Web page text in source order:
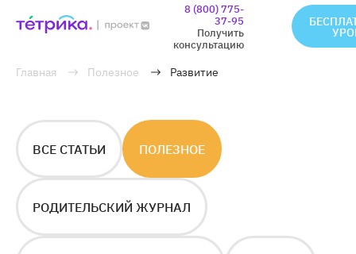
8 (800) 775-
37-95
Получить
консультацию
Главная Полезное Развитие
ВСЕ СТАТЬИ ПОЛЕЗНОЕ
РОДИТЕЛЬСКИЙ ЖУРНАЛ